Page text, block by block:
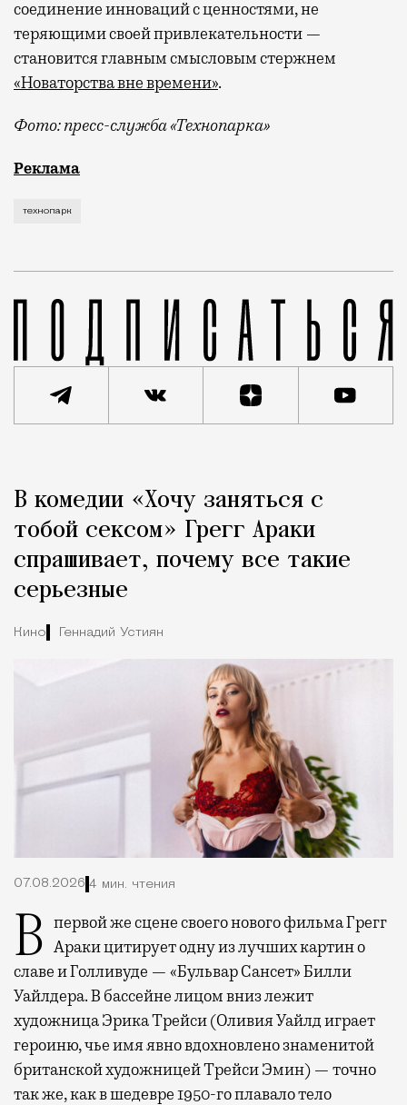
соединение инноваций с ценностями, не
теряющими своей привлекательности —
становится главным смысловым стержнем
«Новаторства вне времени».
Фото: пресс-служба «Технопарка»
Рекламные кампании техники редко выходят за
Реклама
технопарк
Город
В комедии «Хочу заняться с
тобой сексом» Грегг Араки
спрашивает, почему все такие
серьезные
Кино Геннадий Устиян
07.08.2026 4 мин. чтения
В первой же сцене своего нового фильма Грегг Араки цитирует одну из лучших картин о
славе и Голливуде — «Бульвар Сансет» Билли
Уайлдера. В бассейне лицом вниз лежит
художница Эрика Трейси (Оливия Уайлд играет
героиню, чье имя явно вдохновлено знаменитой
британской художницей Трейси Эмин) — точно
так же, как в шедевре 1950-го плавало тело